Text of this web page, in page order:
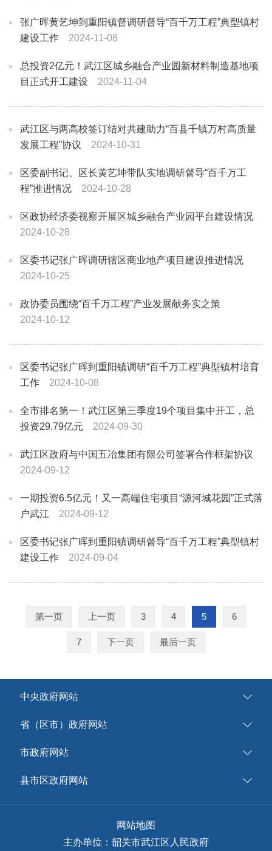
张广晖黄艺坤到重阳镇督调研督导“百千万工程”典型镇村
建设工作
2024-11-08
总投资2亿元！武江区城乡融合产业园新材料制造基地项
目正式开工建设
2024-11-04
武江区与两高校签订结对共建助力“百县千镇万村高质量
发展工程”协议
2024-10-31
区委副书记、区长黄艺坤带队实地调研督导“百千万工
程”推进情况
2024-10-28
区政协经济委视察开展区城乡融合产业园平台建设情况
2024-10-28
区委书记张广晖调研辖区商业地产项目建设推进情况
2024-10-25
政协委员围绕“百千万工程”产业发展献务实之策
2024-10-12
区委书记张广晖到重阳镇调研“百千万工程”典型镇村培育
工作
2024-10-08
全市排名第一！武江区第三季度19个项目集中开工，总
投资29.79亿元
2024-09-30
武江区政府与中国五冶集团有限公司签署合作框架协议
2024-09-12
一期投资6.5亿元！又一高端住宅项目“源河城花园”正式落
户武江
2024-09-12
区委书记张广晖到重阳镇调研督导“百千万工程”典型镇村
建设工作
2024-09-04
第一页 上一页 3 4 5 6
7 下一页 最后一页
中央政府网站
省（区市）政府网站
市政府网站
县市区政府网站
网站地图
主办单位：韶关市武江区人民政府